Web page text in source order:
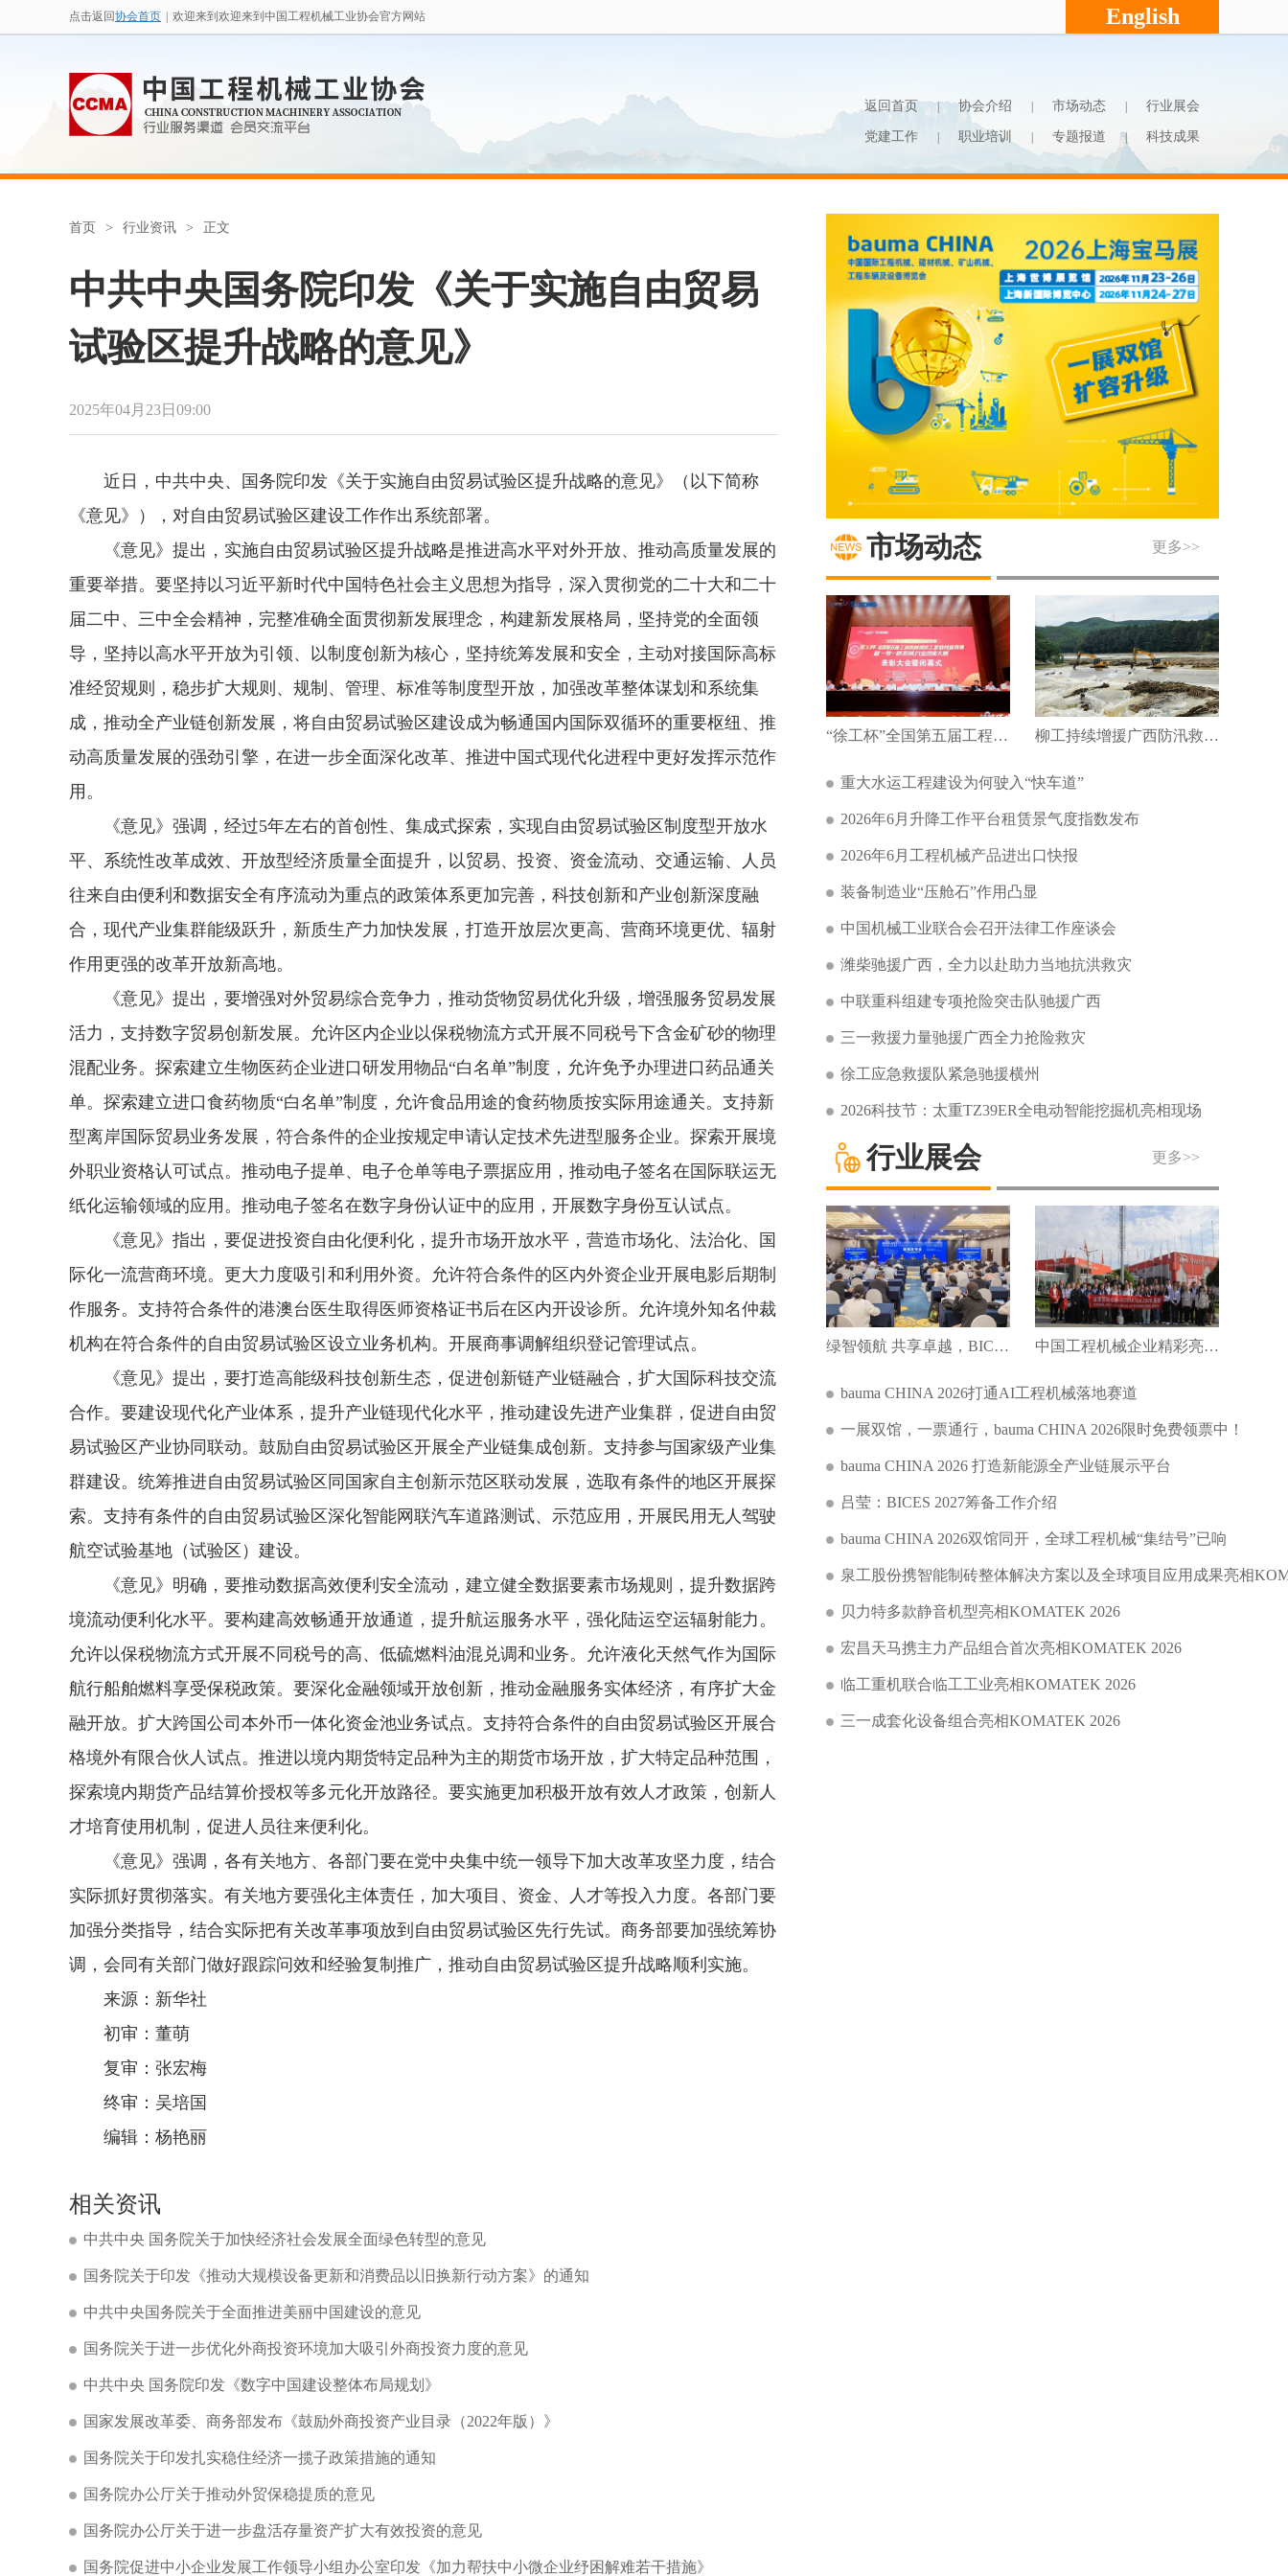
点击返回协会首页 欢迎来到欢迎来到中国工程机械工业协会官方网站 English
返回首页 协会介绍 市场动态 行业展会
党建工作 职业培训 专题报道 | 科技成果
首页 > 行业资讯 > 正文
中共中央国务院印发《关于实施自由贸易
试验区提升战略的意见》
2025年04月23日09:00
近日，中共中央、国务院印发《关于实施自由贸易试验区提升战略的意见》（以下简称
《意见》），对自由贸易试验区建设工作作出系统部署。
《意见》提出，实施自由贸易试验区提升战略是推进高水平对外开放、推动高质量发展的
重要举措。要坚持以习近平新时代中国特色社会主义思想为指导，深入贯彻党的二十大和二十
届二中、三中全会精神，完整准确全面贯彻新发展理念，构建新发展格局，坚持党的全面领
导，坚持以高水平开放为引领、以制度创新为核心，坚持统筹发展和安全，主动对接国际高标
准经贸规则，稳步扩大规则、规制、管理、标准等制度型开放，加强改革整体谋划和系统集
成，推动全产业链创新发展，将自由贸易试验区建设成为畅通国内国际双循环的重要枢纽、推
动高质量发展的强劲引擎，在进一步全面深化改革、推进中国式现代化进程中更好发挥示范作
用。
《意见》强调，经过5年左右的首创性、集成式探索，实现自由贸易试验区制度型开放水
平、系统性改革成效、开放型经济质量全面提升，以贸易、投资、资金流动、交通运输、人员
往来自由便利和数据安全有序流动为重点的政策体系更加完善，科技创新和产业创新深度融
合，现代产业集群能级跃升，新质生产力加快发展，打造开放层次更高、营商环境更优、辐射
作用更强的改革开放新高地。
《意见》提出，要增强对外贸易综合竞争力，推动货物贸易优化升级，增强服务贸易发展
活力，支持数字贸易创新发展。允许区内企业以保税物流方式开展不同税号下含金矿砂的物理
混配业务。探索建立生物医药企业进口研发用物品“白名单”制度，允许免予办理进口药品通关
单。探索建立进口食药物质“白名单”制度，允许食品用途的食药物质按实际用途通关。支持新
型离岸国际贸易业务发展，符合条件的企业按规定申请认定技术先进型服务企业。探索开展境
外职业资格认可试点。推动电子提单、电子仓单等电子票据应用，推动电子签名在国际联运无
纸化运输领域的应用。推动电子签名在数字身份认证中的应用，开展数字身份互认试点。
《意见》指出，要促进投资自由化便利化，提升市场开放水平，营造市场化、法治化、国
际化一流营商环境。更大力度吸引和利用外资。允许符合条件的区内外资企业开展电影后期制
作服务。支持符合条件的港澳台医生取得医师资格证书后在区内开设诊所。允许境外知名仲裁
机构在符合条件的自由贸易试验区设立业务机构。开展商事调解组织登记管理试点。
《意见》提出，要打造高能级科技创新生态，促进创新链产业链融合，扩大国际科技交流
合作。要建设现代化产业体系，提升产业链现代化水平，推动建设先进产业集群，促进自由贸
易试验区产业协同联动。鼓励自由贸易试验区开展全产业链集成创新。支持参与国家级产业集
群建设。统筹推进自由贸易试验区同国家自主创新示范区联动发展，选取有条件的地区开展探
索。支持有条件的自由贸易试验区深化智能网联汽车道路测试、示范应用，开展民用无人驾驶
航空试验基地（试验区）建设。
《意见》明确，要推动数据高效便利安全流动，建立健全数据要素市场规则，提升数据跨
境流动便利化水平。要构建高效畅通开放通道，提升航运服务水平，强化陆运空运辐射能力。
允许以保税物流方式开展不同税号的高、低硫燃料油混兑调和业务。允许液化天然气作为国际
航行船舶燃料享受保税政策。要深化金融领域开放创新，推动金融服务实体经济，有序扩大金
融开放。扩大跨国公司本外币一体化资金池业务试点。支持符合条件的自由贸易试验区开展合
格境外有限合伙人试点。推进以境内期货特定品种为主的期货市场开放，扩大特定品种范围，
探索境内期货产品结算价授权等多元化开放路径。要实施更加积极开放有效人才政策，创新人
才培育使用机制，促进人员往来便利化。
《意见》强调，各有关地方、各部门要在党中央集中统一领导下加大改革攻坚力度，结合
实际抓好贯彻落实。有关地方要强化主体责任，加大项目、资金、人才等投入力度。各部门要
加强分类指导，结合实际把有关改革事项放到自由贸易试验区先行先试。商务部要加强统筹协
调，会同有关部门做好跟踪问效和经验复制推广，推动自由贸易试验区提升战略顺利实施。
来源：新华社
初审：董萌
复审：张宏梅
终审：吴培国
编辑：杨艳丽
相关资讯
中共中央 国务院关于加快经济社会发展全面绿色转型的意见
国务院关于印发《推动大规模设备更新和消费品以旧换新行动方案》的通知
中共中央国务院关于全面推进美丽中国建设的意见
国务院关于进一步优化外商投资环境加大吸引外商投资力度的意见
中共中央 国务院印发《数字中国建设整体布局规划》
国家发展改革委、商务部发布《鼓励外商投资产业目录（2022年版）》
国务院关于印发扎实稳住经济一揽子政策措施的通知
国务院办公厅关于推动外贸保稳提质的意见
国务院办公厅关于进一步盘活存量资产扩大有效投资的意见
国务院促进中小企业发展工作领导小组办公室印发《加力帮扶中小微企业纾困解难若干措施》
市场动态 更多>>
“徐工杯”全国第五届工程机械维修工职业技能竞赛暨“一带一路”机械行业技能大赛圆满落幕 柳工持续增援广西防汛救灾及灾后重建
重大水运工程建设为何驶入“快车道”
2026年6月升降工作平台租赁景气度指数发布
2026年6月工程机械产品进出口快报
装备制造业“压舱石”作用凸显
中国机械工业联合会召开法律工作座谈会
潍柴驰援广西，全力以赴助力当地抗洪救灾
中联重科组建专项抢险突击队驰援广西
三一救援力量驰援广西全力抢险救灾
徐工应急救援队紧急驰援横州
2026科技节：太重TZ39ER全电动智能挖掘机亮相现场
行业展会 更多>>
绿智领航 共享卓越，BICES 2027新闻发布会在京召开 中国工程机械企业精彩亮相第十八届土耳其工程机械展（KOMATEK2026）
bauma CHINA 2026打通AI工程机械落地赛道
一展双馆，一票通行，bauma CHINA 2026限时免费领票中！
bauma CHINA 2026 打造新能源全产业链展示平台
吕莹：BICES 2027筹备工作介绍
bauma CHINA 2026双馆同开，全球工程机械“集结号”已响
泉工股份携智能制砖整体解决方案以及全球项目应用成果亮相
贝力特多款静音机型亮相KOMATEK 2026
宏昌天马携主力产品组合首次亮相KOMATEK 2026
临工重机联合临工工业亮相KOMATEK 2026
三一成套化设备组合亮相KOMATEK 2026